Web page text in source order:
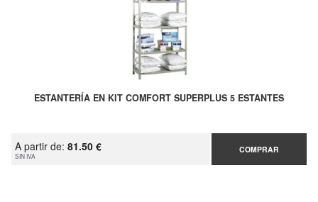
ESTANTERÍA EN KIT COMFORT SUPERPLUS 5 ESTANTES
A partir de: 81.50 €
SIN IVA
COMPRAR